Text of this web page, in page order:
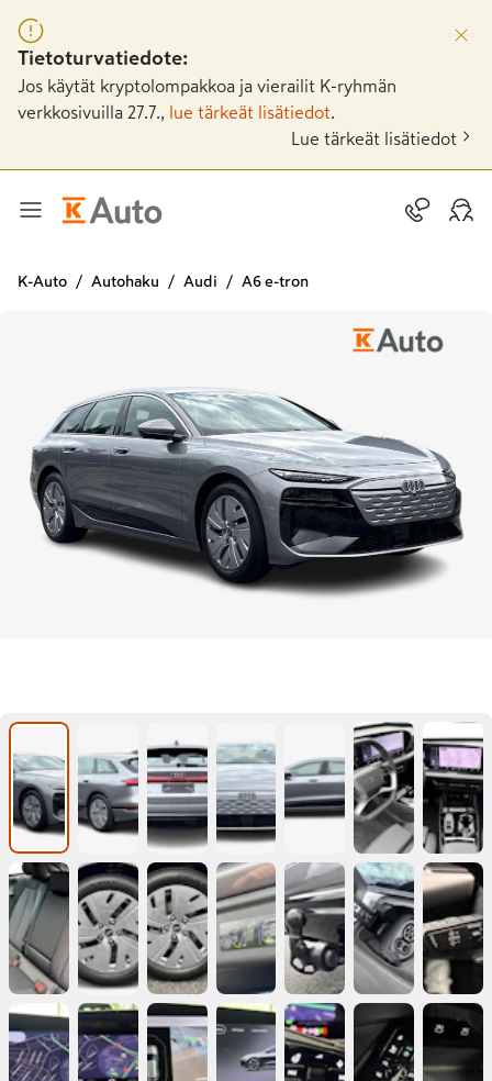
Tietoturvatiedote:
Jos käytät kryptolompakkoa ja vierailit K-ryhmän
verkkosivuilla 27.7.,
lue tärkeät lisätiedot
Lue tärkeät lisätiedot
K-Auto Autohaku Audi A6 e-tron